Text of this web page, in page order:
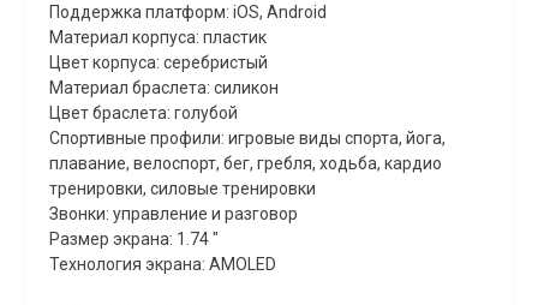
Поддержка платформ: iOS, Android
Материал корпуса: пластик
Цвет корпуса: серебристый
Материал браслета: силикон
Цвет браслета: голубой
Спортивные профили: игровые виды спорта, йога,
плавание, велоспорт, бег, гребля, xодьба, кардио
тренировки, силовые тренировки
Звонки: управление и разговор
Размер экрана: 1.74 "
Технология экрана: AMOLED